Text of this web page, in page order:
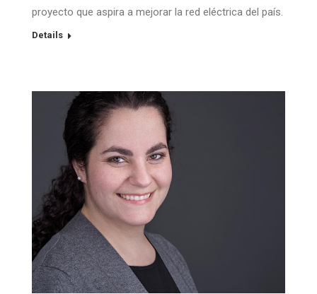
proyecto que aspira a mejorar la red eléctrica del país.
Details